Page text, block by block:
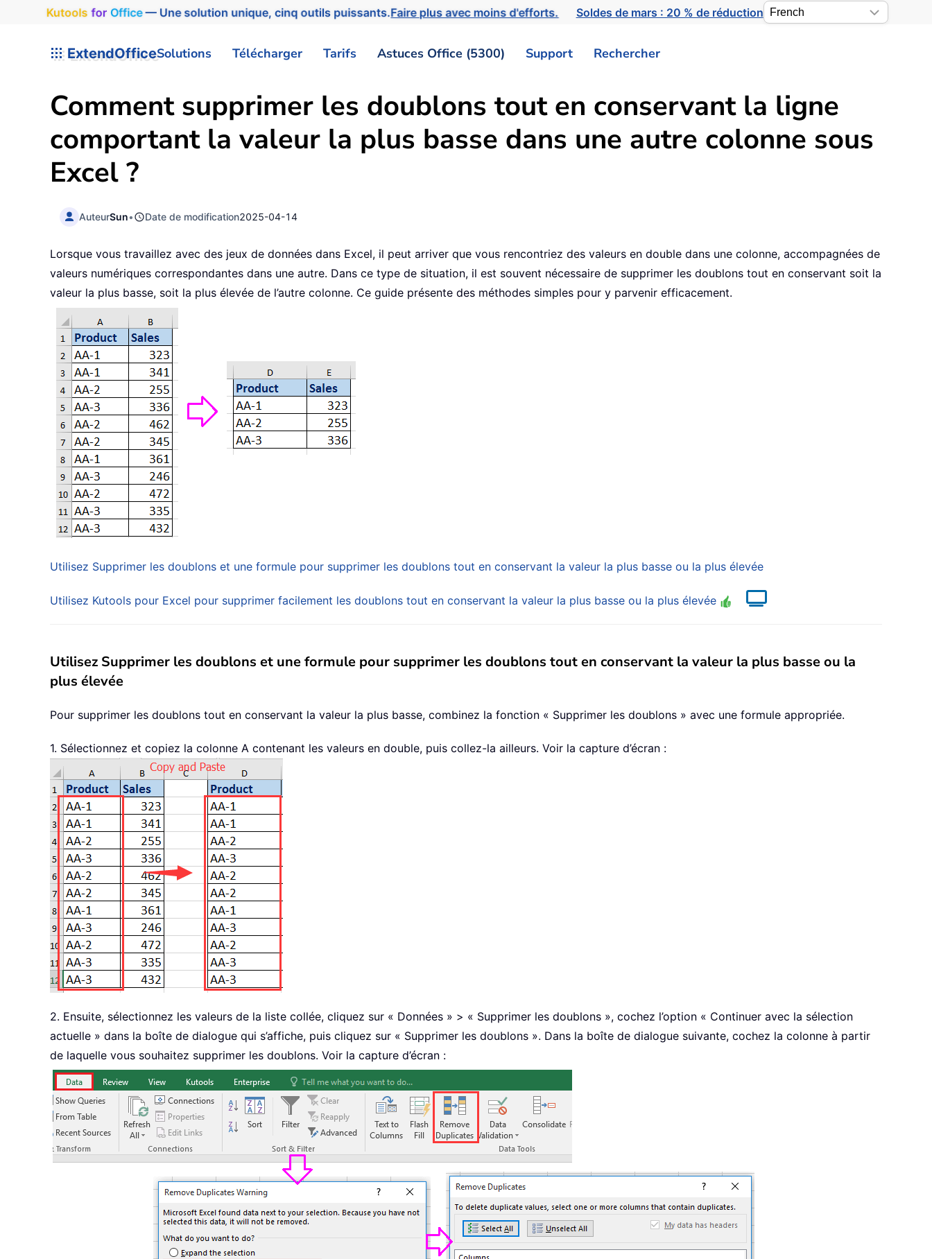
Kutools for Office— Une solution unique, cinq outils puissants.Faire plus avec moins d'efforts. Soldes de mars : 20 % de réduction
ExtendOfficeSolutions Télécharger Tarifs Astuces Office (5300) Support Rechercher
Comment supprimer les doublons tout en conservant la ligne
comportant la valeur la plus basse dans une autre colonne sous
Excel ?
AuteurSun• Date de modification2025-04-14
Lorsque vous travaillez avec des jeux de données dans Excel, il peut arriver que vous rencontriez des valeurs en double dans une colonne, accompagnées de
valeurs numériques correspondantes dans une autre. Dans ce type de situation, il est souvent nécessaire de supprimer les doublons tout en conservant soit la
valeur la plus basse, soit la plus élevée de l’autre colonne. Ce guide présente des méthodes simples pour y parvenir efficacement.
Utilisez Supprimer les doublons et une formule pour supprimer les doublons tout en conservant la valeur la plus basse ou la plus élevée
Utilisez Kutools pour Excel pour supprimer facilement les doublons tout en conservant la valeur la plus basse ou la plus élevée
Utilisez Supprimer les doublons et une formule pour supprimer les doublons tout en conservant la valeur la plus basse ou la
plus élevée
Pour supprimer les doublons tout en conservant la valeur la plus basse, combinez la fonction « Supprimer les doublons » avec une formule appropriée.
1. Sélectionnez et copiez la colonne A contenant les valeurs en double, puis collez-la ailleurs. Voir la capture d’écran :
2. Ensuite, sélectionnez les valeurs de la liste collée, cliquez sur « Données » > « Supprimer les doublons », cochez l’option « Continuer avec la sélection
actuelle » dans la boîte de dialogue qui s’affiche, puis cliquez sur « Supprimer les doublons ». Dans la boîte de dialogue suivante, cochez la colonne à partir
de laquelle vous souhaitez supprimer les doublons. Voir la capture d’écran :